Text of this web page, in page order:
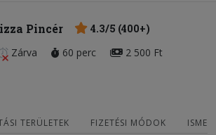
Pincér
4.3/5 (400+)
Zárva
60 perc 2 500 Ft
TERÜLETEK FIZETÉSI MÓDOK